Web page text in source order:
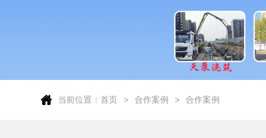
当前位置： 首页 合作案例 合作案例